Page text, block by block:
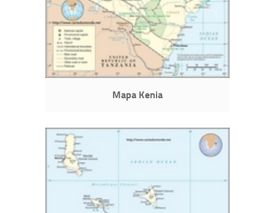
Mapa Kenia